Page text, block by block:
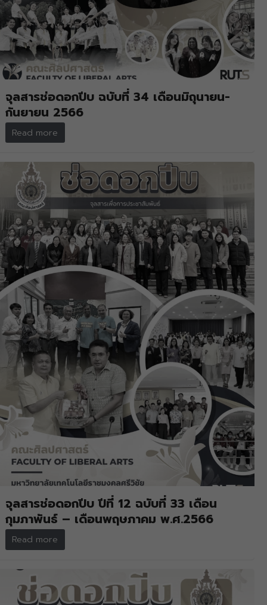
จุลสารช่อดอกปีบ ฉบับที่ 34 เดือนมิถุนายน-
กันยายน 2566
Read more
จุลสารช่อดอกปีบ ปีที่ 12 ฉบับที่ 33 เดือน
กุมภาพันธ์ – เดือนพฤษภาคม พ.ศ.2566
Read more